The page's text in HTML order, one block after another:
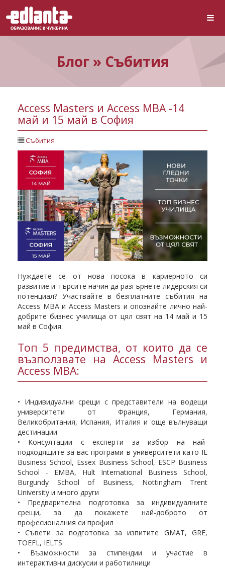
Блог » Събития
Access Masters и Access MBA -14
май и 15 май в София
Събития
Нуждаете се от нова посока в кариерното си
развитие и търсите начин да разгърнете лидерския си
потенциал? Участвайте в безплатните събития на
Access MBA и Access Masters и опознайте лично най-
добрите бизнес училища от цял свят на 14 май и 15
май в София.
Топ 5 предимства, от които да се
възползвате на Access Masters и
Access MBA:
• Индивидуални срещи с представители на водещи
университети от Франция, Германия,
Великобритания, Испания, Италия и още вълнуващи
дестинации
• Консултации с експерти за избор на най-
подходящите за вас програми в университети като IE
Business School, Essex Business School, ESCP Business
School - EMBA, Hult International Business School,
Burgundy School of Business, Nottingham Trent
University и много други
• Предварителна подготовка за индивидуалните
срещи, за да покажете най-доброто от
професионалния си профил
• Съвети за подготовка за изпитите GMAT, GRE,
TOEFL, IELTS
• Възможности за стипендии и участие в
интерактивни дискусии и работилници